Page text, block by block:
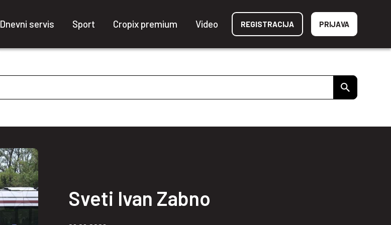
Dnevni servis Sport Cropix premium Video REGISTRACIJA PRIJAVA
Sveti Ivan Zabno
Knin